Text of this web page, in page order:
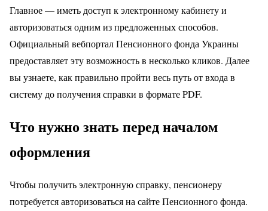
Главное — иметь доступ к электронному кабинету и
авторизоваться одним из предложенных способов.
Официальный вебпортал Пенсионного фонда Украины
предоставляет эту возможность в несколько кликов. Далее
вы узнаете, как правильно пройти весь путь от входа в
систему до получения справки в формате PDF.
Что нужно знать перед началом
оформления
Чтобы получить электронную справку, пенсионеру
потребуется авторизоваться на сайте Пенсионного фонда.